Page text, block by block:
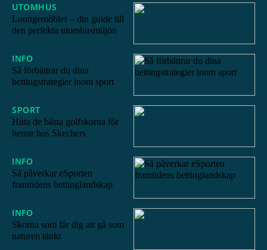
UTOMHUS
Loungemöbler – din guide till
den perfekta utomhusmiljön
INFO
Så förbättrar du dina
bettingstrategier inom sport
SPORT
Hitta de bästa golfskorna för
herrar hos Skechers
INFO
Så påverkar eSporten
framtidens bettinglandskap
INFO
Skorna som får dig att gå som
naturen tänkt